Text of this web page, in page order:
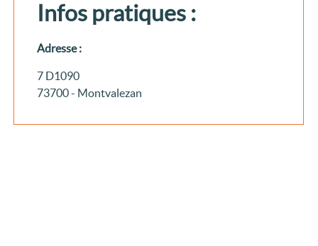
Infos pratiques :
Adresse :
7 D1090
73700 - Montvalezan